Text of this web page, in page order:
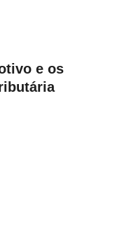
e os